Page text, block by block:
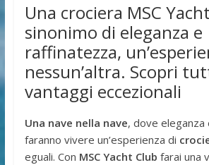
Una crociera MSC
sinonimo di eleganza e
raffinatezza,
nessun’altra. Scopri
vantaggi eccezionali
Una nave nella nave, dove
faranno vivere un’esperienza di
eguali. Con MSC Yacht Club farai una